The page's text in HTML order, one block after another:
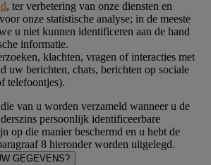
, ter verbetering van onze diensten en
onze statistische analyse; in de meeste
u niet kunnen identificeren aan de hand
informatie.
klachten, vragen of interacties met
uw berichten, chats, berichten op sociale
telefoontjes).
van u worden verzameld wanneer u de
persoonlijk identificeerbare
op die manier beschermd en u hebt de
8 hieronder worden uitgelegd.
GEGEVENS?